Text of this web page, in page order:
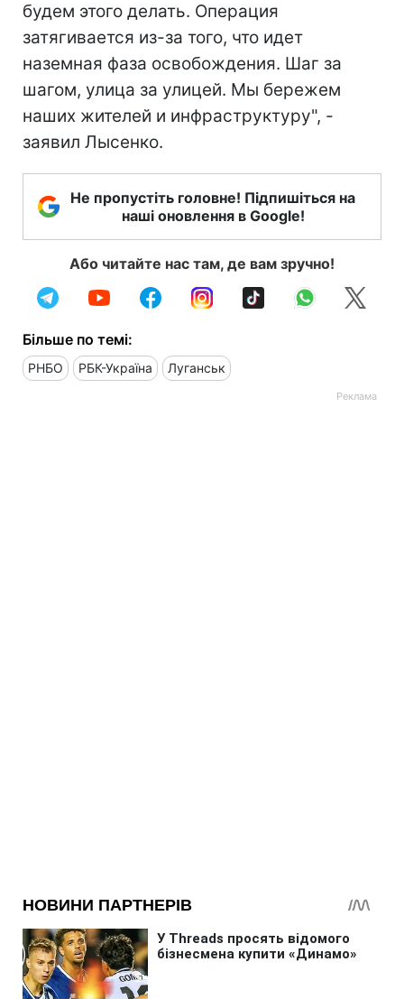
будем этого делать. Операция
затягивается из-за того, что идет
наземная фаза освобождения. Шаг за
шагом, улица за улицей. Мы бережем
наших жителей и инфраструктуру", -
заявил Лысенко.
Не пропустіть головне! Підпишіться на
наші оновлення в Google!
Або читайте нас там, де вам зручно!
Більше по темі:
РНБО РБК-Україна Луганськ